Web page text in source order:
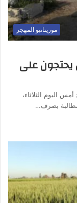
موريتانيو المهجر
يحتجون على
اليوم الثلاثاء،
بصرف…